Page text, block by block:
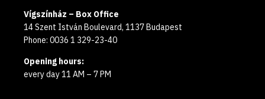
Vígszínház – Box Office
14 Szent István Boulevard, 1137 Budapest
Phone: 0036 1 329-23-40
Opening hours:
every day 11 AM – 7 PM